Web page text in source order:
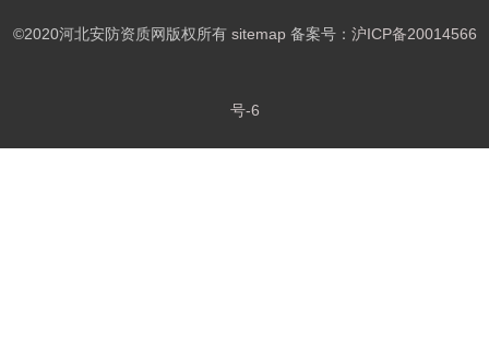
©2020河北安防资质网版权所有 sitemap备案号： 沪ICP备20014566
号-6